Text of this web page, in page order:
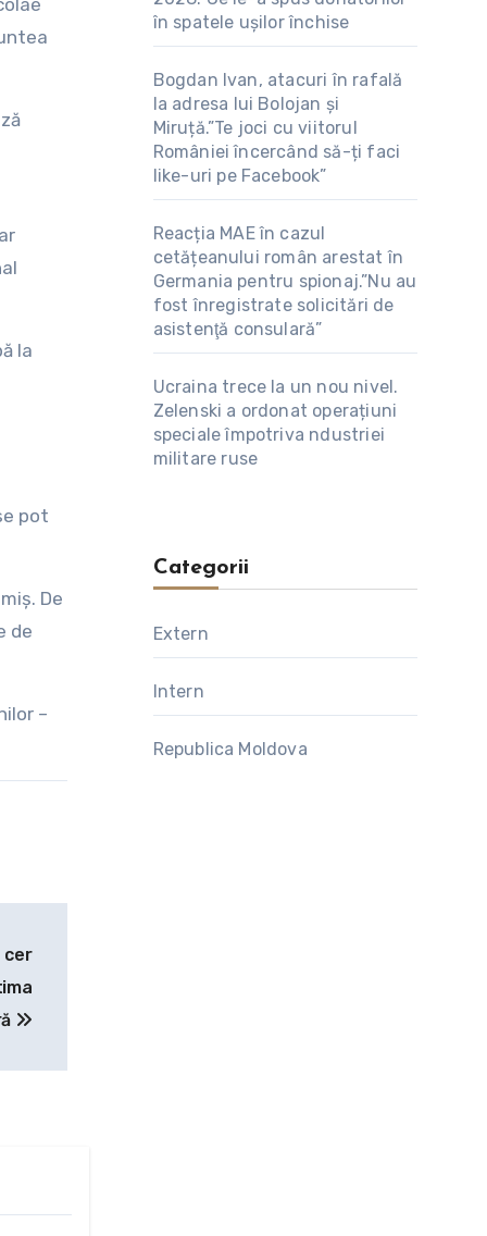
la
pot
De
de
–
cer
în spatele ușilor închise
Bogdan Ivan, atacuri în rafală
la adresa lui Bolojan și
Miruță.”Te joci cu viitorul
României încercând să-ți faci
like-uri pe Facebook”
Reacția MAE în cazul
cetățeanului român arestat în
Germania pentru spionaj.”Nu au
fost înregistrate solicitări de
asistenţă consulară”
Ucraina trece la un nou nivel.
Zelenski a ordonat operațiuni
speciale împotriva ndustriei
militare ruse
Categorii
Extern
Intern
Republica Moldova